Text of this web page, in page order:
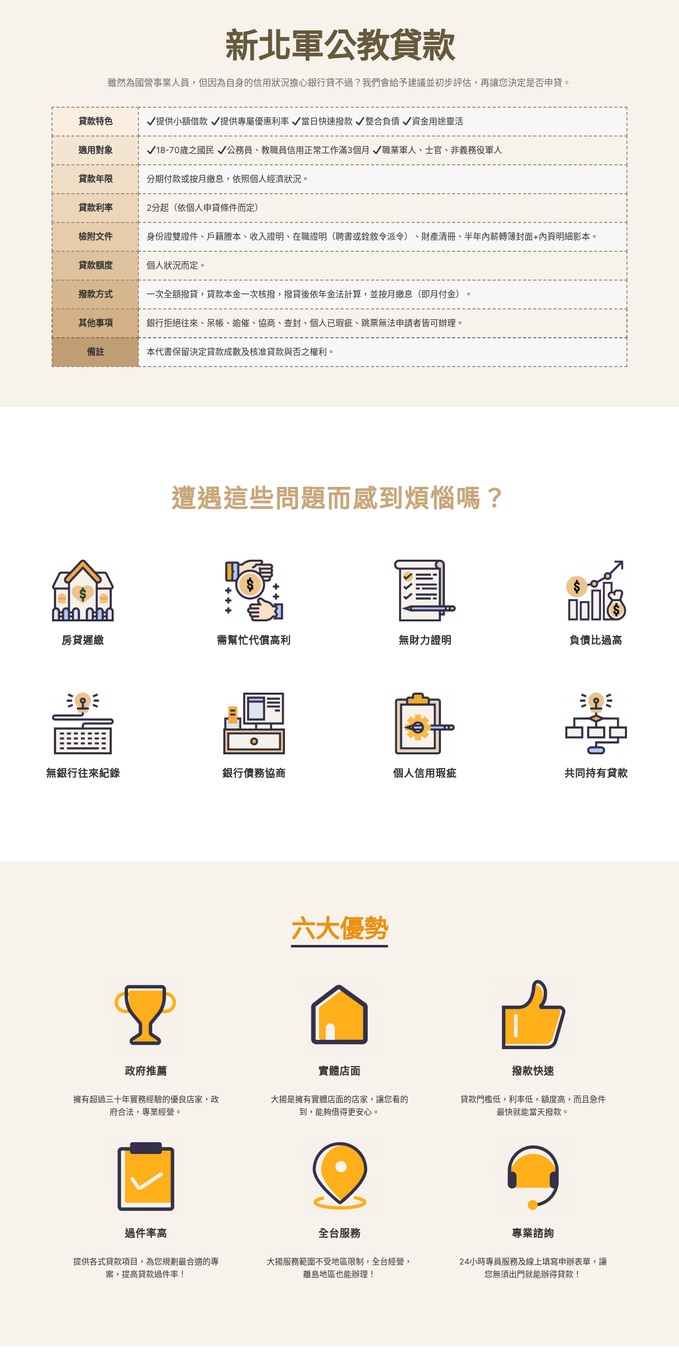
新北軍公教貸款
雖然為國營事業人員，但因為自身的信用狀況擔心銀行貸不過？我們會給予建議並初步評估，再讓您決定是否申貸。
貸款特色 提供小額借款 提供專屬優惠利率 當日快速撥款 整合負債 資金用途靈活
適用對象 18-70歲之國民 公務員、教職員信用正常工作滿3個月 職業軍人、士官、非義務役軍人
貸款年限 分期付款或按月繳息，依照個人經濟狀況。
貸款利率 2分起（依個人申貸條件而定）
檢附文件 身份證雙證件、戶籍謄本、收入證明、在職證明（聘書或銓敘令派令）、財產清冊、半年內薪轉簿封面+內頁明細影本。
貸款額度 個人狀況而定。
撥款方式 一次全額撥貸，貸款本金一次核撥，撥貸後依年金法計算，並按月繳息（即月付金）。
其他事項 銀行拒絕往來、呆帳、逾催、協商、查封、個人已瑕疵、跳票無法申請者皆可辦理。
備註 本代書保留決定貸款成數及核准貸款與否之權利。
遭遇這些問題而感到煩惱嗎？
房貸遲繳 需幫忙代償高利 無財力證明 負債比過高
無銀行往來紀錄 銀行債務協商 個人信用瑕疵 共同持有貸款
六大優勢
政府推薦
擁有超過三十年實務經驗的優良店家，政
府合法，專業經營。
實體店面
大揚是擁有實體店面的店家，讓您看的
到，能夠借得更安心。
撥款快速
貸款門檻低，利率低，額度高，而且急件
最快就能當天撥款。
過件率高
提供各式貸款項目，為您規劃最合適的專
案，提高貸款過件率！
全台服務
大揚服務範圍不受地區限制，全台經營，
離島地區也能辦理！
專業諮詢
24小時專員服務及線上填寫申辦表單，讓
您無須出門就能辦得貸款！